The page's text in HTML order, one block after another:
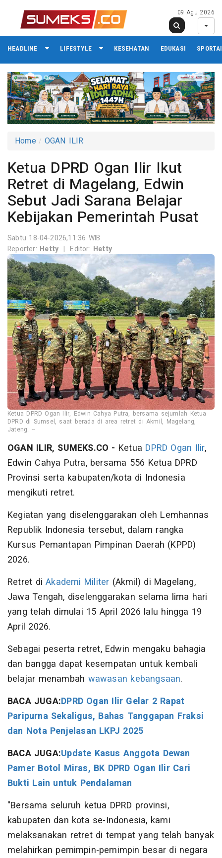
09 Agu 2026
HEADLINE LIFESTYLE KESEHATAN EDUKASI
Home OGAN ILIR
Ketua DPRD Ogan Ilir Ikut
Retret di Magelang, Edwin
Sebut Jadi Sarana Belajar
Kebijakan Pemerintah Pusat
Sabtu 18-04-2026,11:36 WIB
Reporter: Hetty | Editor: Hetty
Ketua DPRD Ogan Ilir, Edwin Cahya Putra, bersama sejumlah Ketua
DPRD di Sumsel, saat berada di area retret di Akmil, Magelang,
Jateng. --
OGAN ILIR, SUMEKS.CO - Ketua DPRD Ogan Ilir,
Edwin Cahya Putra, bersama 556 Ketua DPRD
Provinsi serta kabupaten/kota di Indonesia
mengikuti retret.
Kegiatan yang diselenggarakan oleh Lemhannas
Republik Indonesia tersebut, dalam rangka
Kursus Pemantapan Pimpinan Daerah (KPPD)
2026.
Retret diAkademi Militer (Akmil) di Magelang,
Jawa Tengah, diselenggarakan selama lima hari
yang telah dimulai 15 April 2026 lalu hingga 19
April 2026.
Sebagai peserta retret, Edwin mengaku bahagia
dan bangga dapat kesempatan untuk kembali
belajar menambah wawasan kebangsaan.
BACA JUGA:DPRD Ogan Ilir Gelar 2 Rapat
Paripurna Sekaligus, Bahas Tanggapan Fraksi
dan Nota Penjelasan LKPJ 2025
BACA JUGA:Update Kasus Anggota Dewan
Pamer Botol Miras, BK DPRD Ogan Ilir Cari
Bukti Lain untuk Pendalaman
"Bersama seluruh ketua DPRD provinsi,
kabupaten dan kota se-Indonesia, kami
melaksanakan retret di tempat yang telah banyak
melahirkan pemimpin-pemimpin besar di negara